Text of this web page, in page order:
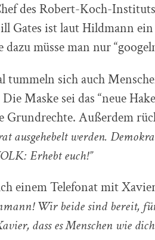
des Robert-Koch-
Gates ist laut Hildmann ein
dazu müsse man nur
tummeln sich auch
Maske sei das “neue
Grundrechte. Außerdem
ausgehebelt werden.
Erhebt euch!”
einem Telefonat mit
Wir beide sind bereit,
dass es Menschen wie